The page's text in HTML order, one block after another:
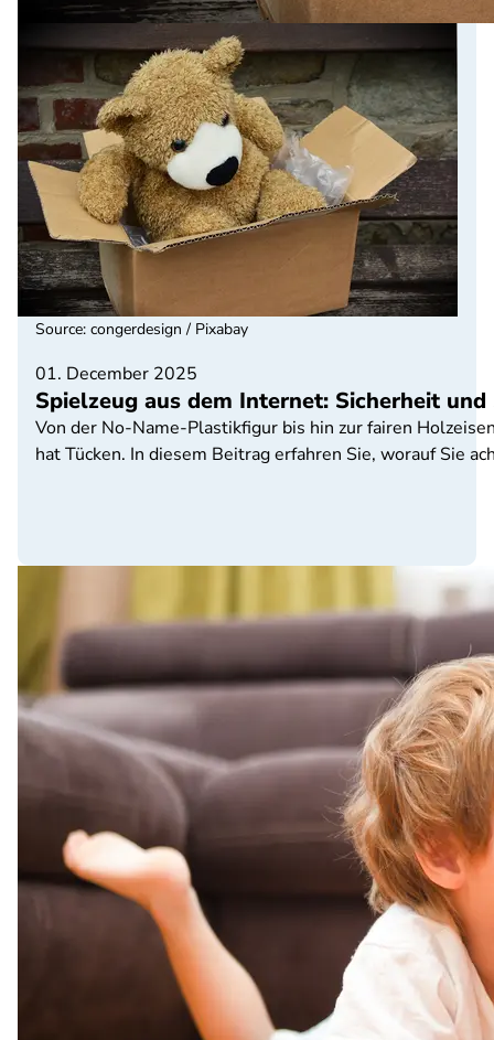
01. December 2025
Spielzeug aus dem Internet: Sicherheit
Von der No-Name-Plastikfigur bis hin zur fairen
hat Tücken. In diesem Beitrag erfahren Sie, worauf Sie
Source: congerdesign / Pixabay